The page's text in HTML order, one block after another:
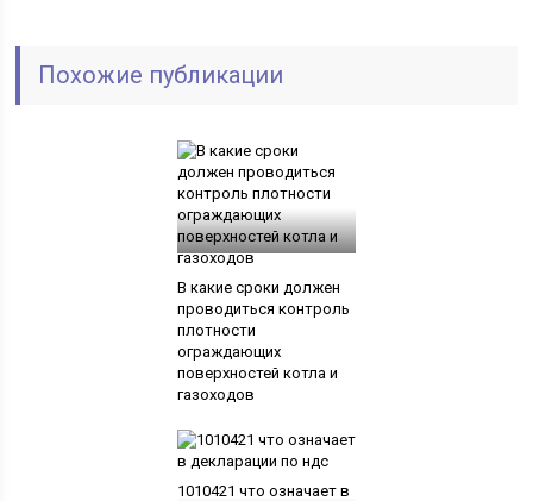
Похожие публикации
В какие сроки должен
проводиться контроль
плотности
ограждающих
поверхностей котла и
газоходов
1010421 что означает в